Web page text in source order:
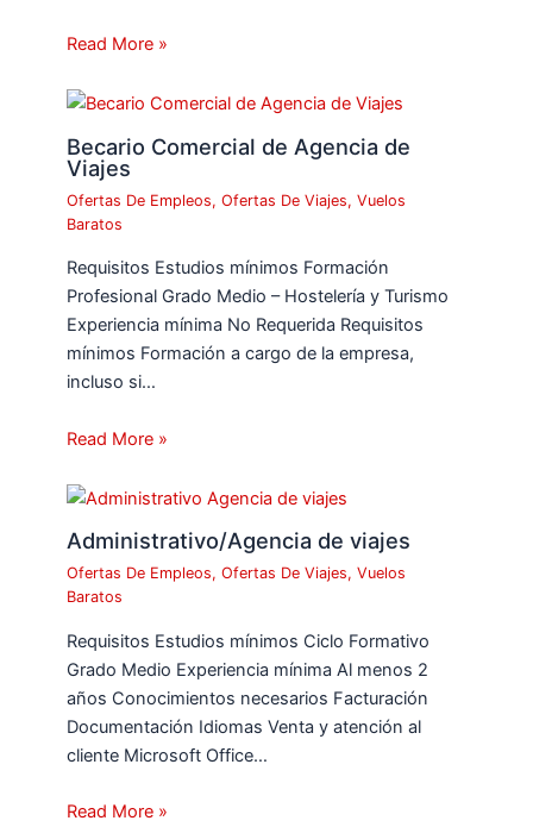
Read More »
Becario Comercial de Agencia de
Viajes
Ofertas De Empleos,Ofertas De Viajes,Vuelos
Baratos
Requisitos Estudios mínimos Formación
Profesional Grado Medio – Hostelería y Turismo
Experiencia mínima No Requerida Requisitos
mínimos Formación a cargo de la empresa,
incluso si…
Read More »
Administrativo/Agencia de viajes
Ofertas De Empleos,Ofertas De Viajes,Vuelos
Baratos
Requisitos Estudios mínimos Ciclo Formativo
Grado Medio Experiencia mínima Al menos 2
años Conocimientos necesarios Facturación
Documentación Idiomas Venta y atención al
cliente Microsoft Office…
Read More »